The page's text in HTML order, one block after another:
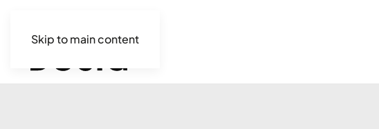
Skip to main content